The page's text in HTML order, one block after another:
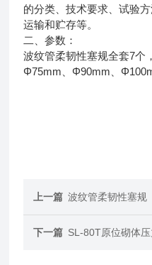
的分类、技术要求、试验
运输和贮存等。
二、参数：
波纹管柔韧性塞规全套7个
Φ75mm、Φ90mm、
上一篇 波纹管柔韧性塞规
下一篇 SL-80T原位砌体